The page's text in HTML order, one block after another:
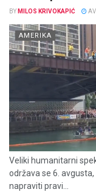
BY MILOS KRIVOKAPIĆ
AMERIKA
Veliki humanitarni
održava se 6.
napraviti pravi...